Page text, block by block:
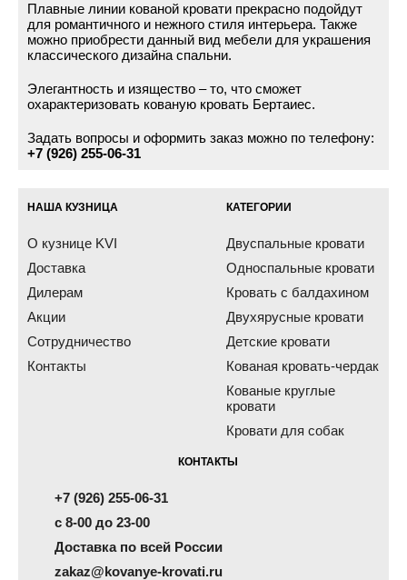
Плавные линии кованой кровати прекрасно подойдут
для романтичного и нежного стиля интерьера. Также
можно приобрести данный вид мебели для украшения
классического дизайна спальни.
Элегантность и изящество – то, что сможет
охарактеризовать кованую кровать Бертаиес.
Задать вопросы и оформить заказ можно по телефону:
+7 (926) 255-06-31
НАША КУЗНИЦА
О кузнице KVI
Доставка
Дилерам
Акции
Сотрудничество
Контакты
КАТЕГОРИИ
Двуспальные кровати
Односпальные кровати
Кровать с балдахином
Двухярусные кровати
Детские кровати
Кованая кровать-чердак
Кованые круглые
кровати
Кровати для собак
КОНТАКТЫ
+7 (926) 255-06-31
с 8-00 до 23-00
Доставка по всей России
zakaz@kovanye-krovati.ru